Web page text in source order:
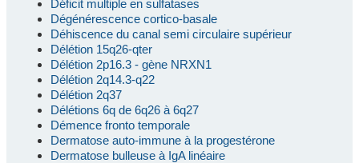
Déficit multiple en sulfatases
Dégénérescence cortico-basale
Déhiscence du canal semi circulaire supérieur
Délétion 15q26-qter
Délétion 2p16.3 - gène NRXN1
Délétion 2q14.3-q22
Délétion 2q37
Délétions 6q de 6q26 à 6q27
Démence fronto temporale
Dermatose auto-immune à la progestérone
Dermatose bulleuse à IgA linéaire